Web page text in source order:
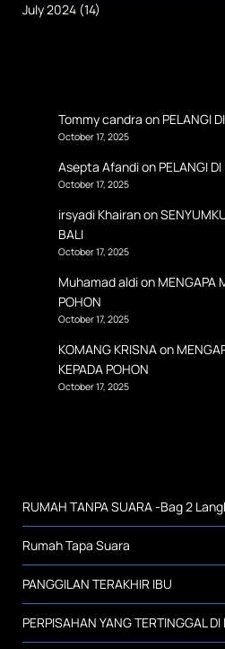
July 2024 (14)
Tommy candra on PELANGI
October 17, 2025
Asepta Afandion PELANGI
October 17, 2025
irsyadi Khairanon
BALI
October 17, 2025
Muhamad aldion MENGAPA
POHON
October 17, 2025
KOMANG KRISNAon
KEPADA POHON
October 17, 2025
RUMAH TANPA SUARA -Bag 2
Rumah Tapa Suara
PANGGILAN TERAKHIR IBU
PERPISAHAN YANG TERTINGGAL DI